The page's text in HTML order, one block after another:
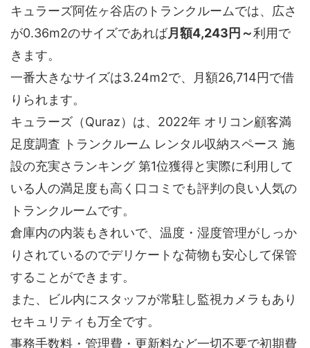
キュラーズ阿佐ヶ谷店のトランクルームでは、広さ
が0.36m2のサイズであれば月額4,243円～利用で
きます。
一番大きなサイズは3.24m2で、月額26,714円で借
りられます。
キュラーズ（Quraz）は、2022年 オリコン顧客満
足度調査 トランクルーム レンタル収納スペース 施
設の充実さランキング 第1位獲得と実際に利用して
いる人の満足度も高く口コミでも評判の良い人気の
トランクルームです。
倉庫内の内装もきれいで、温度・湿度管理がしっか
りされているのでデリケートな荷物も安心して保管
することができます。
また、ビル内にスタッフが常駐し監視カメラもあり
セキュリティも万全です。
事務手数料・管理費・更新料など一切不要で初期費